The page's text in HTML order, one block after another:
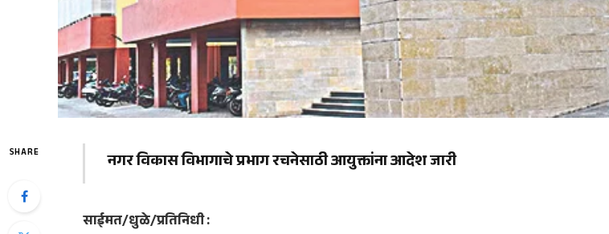
SHARE नगर विकास विभागाचे प्रभाग रचनेसाठी आयुक्तांना आदेश जारी
साईमत/धुळे/प्रतिनिधी :